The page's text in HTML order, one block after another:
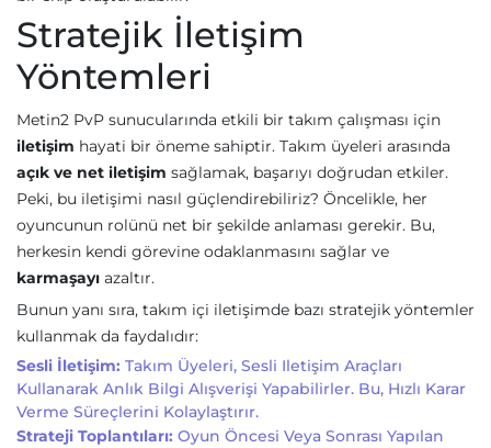
Stratejik İletişim
Yöntemleri
Metin2 PvP sunucularında etkili bir takım çalışması için
iletişim hayati bir öneme sahiptir. Takım üyeleri arasında
açık ve net iletişim sağlamak, başarıyı doğrudan etkiler.
Peki, bu iletişimi nasıl güçlendirebiliriz? Öncelikle, her
oyuncunun rolünü net bir şekilde anlaması gerekir. Bu,
herkesin kendi görevine odaklanmasını sağlar ve
karmaşayı azaltır.
Bunun yanı sıra, takım içi iletişimde bazı stratejik yöntemler
kullanmak da faydalıdır:
Sesli İletişim: Takım Üyeleri, Sesli Iletişim Araçları
Kullanarak Anlık Bilgi Alışverişi Yapabilirler. Bu, Hızlı Karar
Verme Süreçlerini Kolaylaştırır.
Strateji Toplantıları: Oyun Öncesi Veya Sonrası Yapılan